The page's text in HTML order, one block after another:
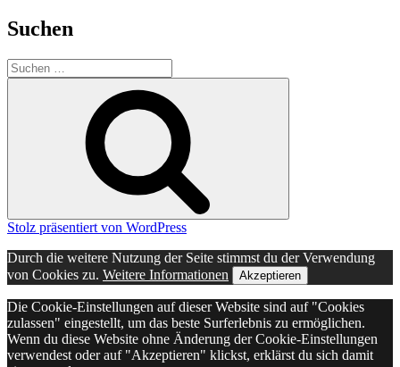
Suchen
Suche
nach:
Stolz präsentiert von WordPress
Durch die weitere Nutzung der Seite stimmst du der Verwendung
von Cookies zu. Weitere Informationen Akzeptieren
Die Cookie-Einstellungen auf dieser Website sind auf "Cookies
zulassen" eingestellt, um das beste Surferlebnis zu ermöglichen.
Wenn du diese Website ohne Änderung der Cookie-Einstellungen
verwendest oder auf "Akzeptieren" klickst, erklärst du sich damit